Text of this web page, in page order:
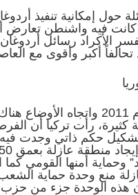
حول إمكانية تنفيذ
فيه واشنطن تعارض
الأكراد رسائل
أكبر وأقوى مع
مع بدء الأزمة السورية في مطلع العام
رأت تركيا أن
تشكيل حكم ذاتي وجدت
وحماية أمنها القومي
منع وحدة حماية
هذه الوحدة جزء من حزب